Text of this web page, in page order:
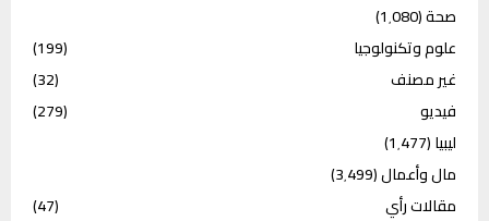
صحة(1٬080)
علوم وتكنولوجيا
(199)
غير مصنف
(32)
فيديو
(279)
ليبيا(1٬477)
مال وأعمال(3٬499)
مقالات رأي
(47)